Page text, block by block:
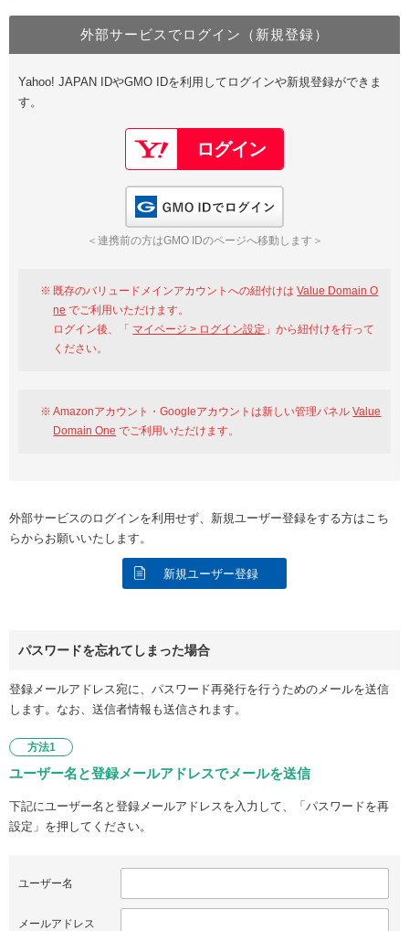
Value Domain Oneにログイン
Google
GMO ID Amazon
※AmazonはValue Domain Oneのログイン画面へ遷移します
Value Domain Oneアカウント作成
以下でも登録可能
Google Yahoo!
GMO ID
外部サービスでログイン（新規登録）
Yahoo! JAPAN IDやGMO IDを利用してログインや新規登録ができま
す。
＜連携前の方はGMO IDのページへ移動します＞
既存のバリュードメインアカウントへの紐付けはValue Domain O
ne でご利用いただけます。
ログイン後、「 マイページ > ログイン設定 」から紐付けを行って
ください。
Amazonアカウント・Googleアカウントは新しい管理パネルValue
Domain One でご利用いただけます。
外部サービスのログインを利用せず、新規ユーザー登録をする方はこち
らからお願いいたします。
新規ユーザー登録
パスワードを忘れてしまった場合
登録メールアドレス宛に、パスワード再発行を行うためのメールを送信
します。なお、送信者情報も送信されます。
方法1
ユーザー名と登録メールアドレスでメールを送信
下記にユーザー名と登録メールアドレスを入力して、「パスワードを再
設定」を押してください。
ユーザー名
メールアドレス